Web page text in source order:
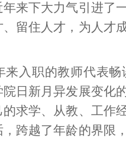
来下大力气引进了
留住人才，为人才
入职的教师代表
日新月异发展变化
求学、从教、工作
跨越了年龄的界限